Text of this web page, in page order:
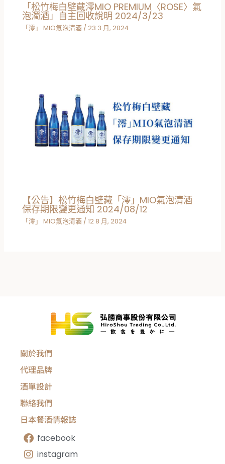
「松竹梅白壁蔵澪MIO PREMIUM〈ROSE〉氣
泡濁酒」自主回收說明 2024/3/23
「澪」 MIO氣泡清酒 /23 3 月, 2024
【公告】松竹梅白壁藏「澪」MIO氣泡清酒
保存期限變更通知 2024/08/12
「澪」 MIO氣泡清酒 /12 8 月, 2024
關於我們
代理品牌
酒單設計
聯絡我們
日本餐酒情報誌
facebook
instagram